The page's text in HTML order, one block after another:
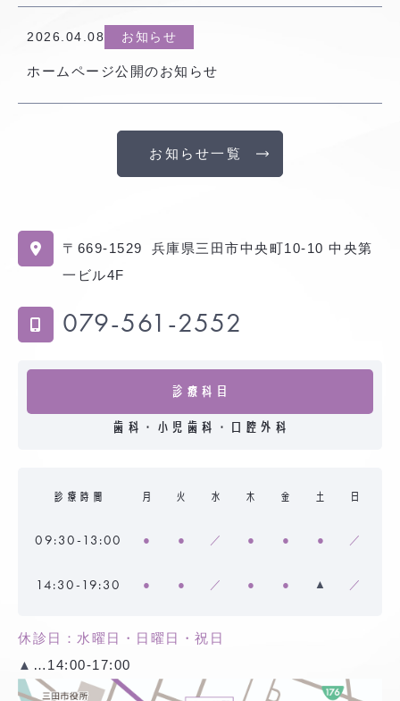
2026.04.08 お知らせ
ホームページ公開のお知らせ
お知らせ一覧
〒669-1529
兵庫県三田市中央町10-10 中央第
一ビル4F
079-561-2552
診療科目
歯科・小児歯科・口腔外科
診療時間 月 火 水 木 金 土 日
09:30-13:00 ● ● ／ ● ● ● ／
14:30-19:30 ● ● ／ ● ● ▲ ／
休診日：水曜日・日曜日・祝日
▲ …14:00-17:00